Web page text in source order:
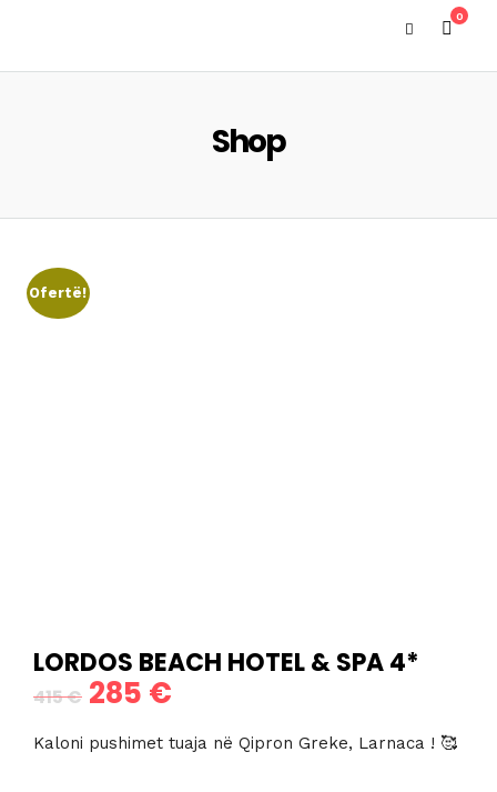
0
Shop
Ofertë!
LORDOS BEACH HOTEL & SPA 4*
415€ Çmimi
origjinal
285 €
i
Kaloni pushimet tuaja në Qipron Greke, Larnaca ! 🥰